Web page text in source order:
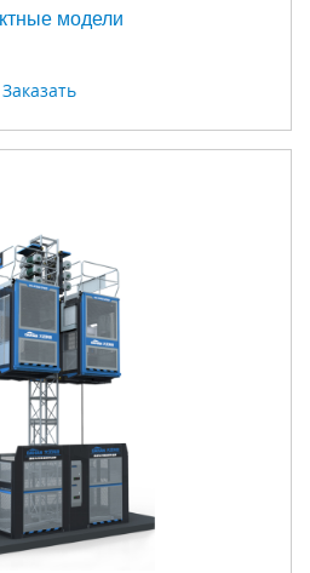
модели
Заказать